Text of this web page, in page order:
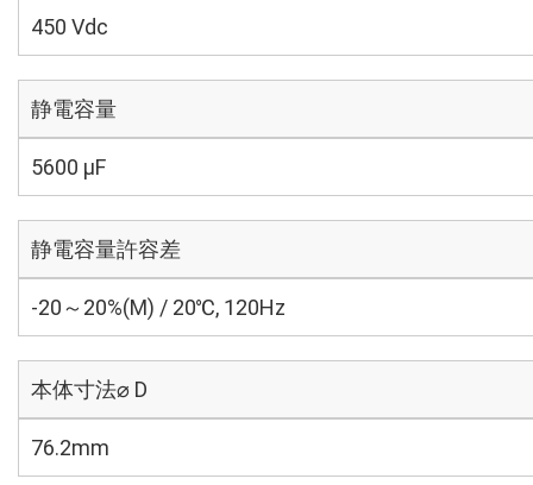
450 Vdc
静電容量
5600 µF
静電容量許容差
-20～20%(M) / 20℃, 120Hz
本体寸法⌀ D
76.2mm